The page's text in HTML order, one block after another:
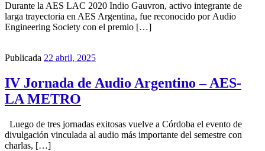
Durante la AES LAC 2020 Indio Gauvron, activo integrante de
larga trayectoria en AES Argentina, fue reconocido por Audio
Engineering Society con el premio […]
Publicada 22 abril, 2025
IV Jornada de Audio Argentino – AES-
LA METRO
Luego de tres jornadas exitosas vuelve a Córdoba el evento de
divulgación vinculada al audio más importante del semestre con
charlas, […]